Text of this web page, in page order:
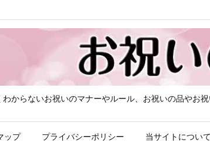
からないお祝いのマナーやルール、お祝いの品やお
ップ プライバシーポリシー 当サイトについて